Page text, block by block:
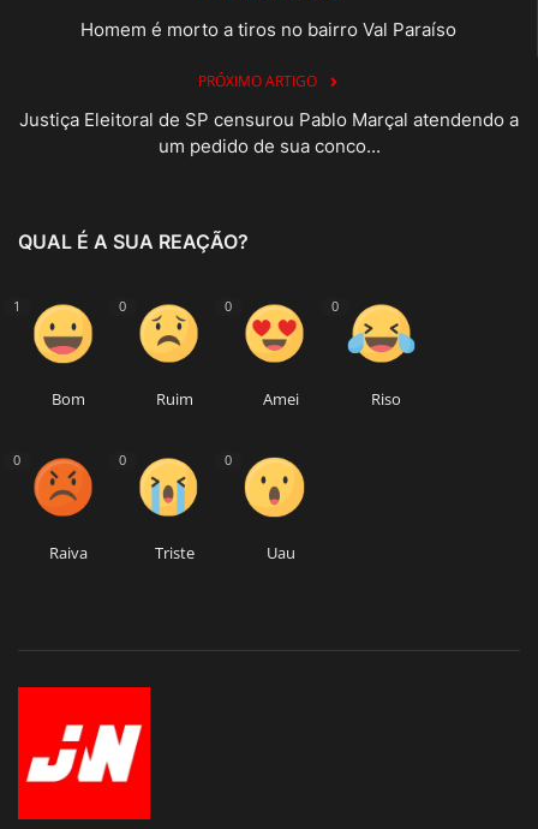
Homem é morto a tiros no bairro Val Paraíso
PRÓXIMO ARTIGO
Justiça Eleitoral de SP censurou Pablo Marçal atendendo a
um pedido de sua conco...
QUAL É A SUA REAÇÃO?
1
Bom
0
Ruim
0
Amei
0
Riso
0
Raiva
0
Triste
0
Uau